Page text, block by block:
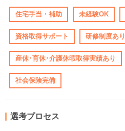
住宅手当・補助 未経験OK
資格取得サポート 研修制度あり
産休･育休･介護休暇取得実績あり
社会保険完備
選考プロセス